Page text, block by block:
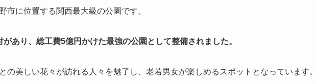
市に位置する関西最大級の公園です。
あり、総工費5億円かけた最強の公園として整備されました。
の美しい花々が訪れる人々を魅了し、老若男女が楽しめるスポットとなっています。